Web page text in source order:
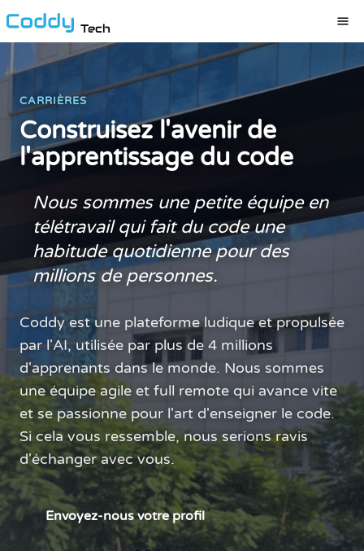
Tech
CARRIÈRES
Construisez l'avenir de
l'apprentissage du code
Nous sommes une petite équipe en
télétravail qui fait du code une
habitude quotidienne pour des
millions de personnes.
Coddy est une plateforme ludique et propulsée
par l'AI, utilisée par plus de 4 millions
d'apprenants dans le monde. Nous sommes
une équipe agile et full remote qui avance vite
et se passionne pour l'art d'enseigner le code.
Si cela vous ressemble, nous serions ravis
d'échanger avec vous.
Envoyez-nous votre profil